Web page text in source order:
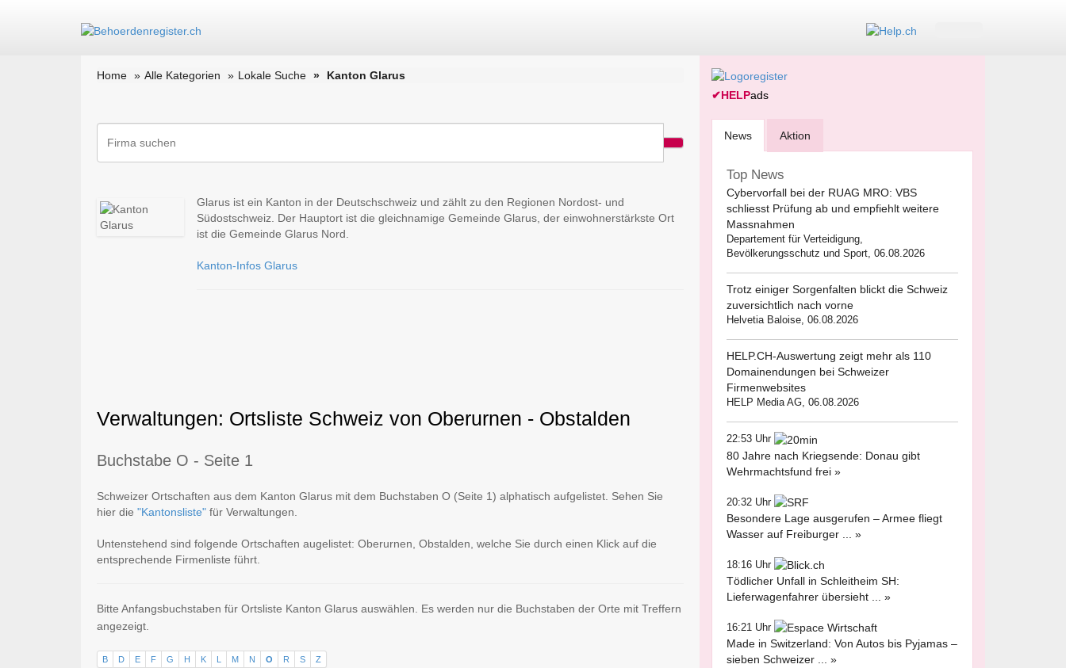
Home Alle Kategorien Lokale Suche Kanton Glarus
Glarus ist ein Kanton in der Deutschschweiz und zählt zu den Regionen Nordost- und
Südostschweiz. Der Hauptort ist die gleichnamige Gemeinde Glarus, der einwohnerstärkste Ort
ist die Gemeinde Glarus Nord.
Kanton-Infos Glarus
Verwaltungen: Ortsliste Schweiz von Oberurnen - Obstalden
Buchstabe O - Seite 1
Schweizer Ortschaften aus dem Kanton Glarus mit dem Buchstaben O (Seite 1) alphatisch aufgelistet. Sehen Sie
hier die "Kantonsliste" für Verwaltungen.
Untenstehend sind folgende Ortschaften augelistet: Oberurnen, Obstalden, welche Sie durch einen Klick auf die
entsprechende Firmenliste führt.
Bitte Anfangsbuchstaben für Ortsliste Kanton Glarus auswählen. Es werden nur die Buchstaben der Orte mit Treffern
angezeigt.
B D E F G H K L M N O R S Z
✔HELPads
News Aktion
Top News
Cybervorfall bei der RUAG MRO: VBS
schliesst Prüfung ab und empfiehlt weitere
Massnahmen
Departement für Verteidigung,
Bevölkerungsschutz und Sport, 06.08.2026
Trotz einiger Sorgenfalten blickt die Schweiz
zuversichtlich nach vorne
Helvetia Baloise, 06.08.2026
HELP.CH-Auswertung zeigt mehr als 110
Domainendungen bei Schweizer
Firmenwebsites
HELP Media AG, 06.08.2026
22:53 Uhr
80 Jahre nach Kriegsende: Donau gibt
Wehrmachtsfund frei »
20:32 Uhr
Besondere Lage ausgerufen – Armee fliegt
Wasser auf Freiburger ... »
18:16 Uhr
Tödlicher Unfall in Schleitheim SH:
Lieferwagenfahrer übersieht ... »
16:21 Uhr
Made in Switzerland: Von Autos bis Pyjamas –
sieben Schweizer ... »